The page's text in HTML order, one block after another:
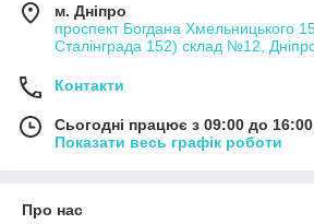
м. Дніпро
проспект Богдана Хмельницького
Сталінграда 152) склад №12,
Контакти
Сьогодні працює з 09:00 до 16:00
Показати весь графік роботи
Про нас